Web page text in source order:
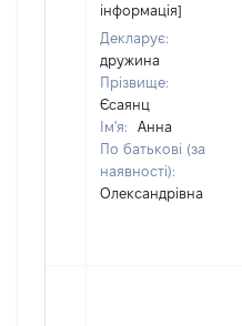
інформація]
Декларує:
дружина
Прізвище:
Єсаянц
Ім'я:
Анна
По батькові (за
наявності):
Олександрівна